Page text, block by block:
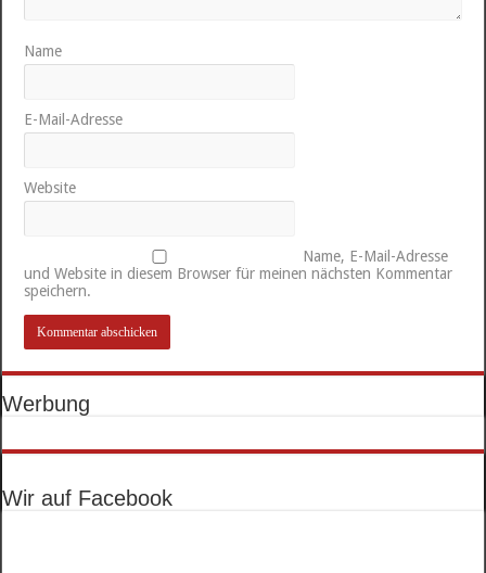
Name
E-Mail-Adresse
Website
Name, E-Mail-Adresse
und Website in diesem Browser für meinen nächsten Kommentar
speichern.
Werbung
Wir auf Facebook